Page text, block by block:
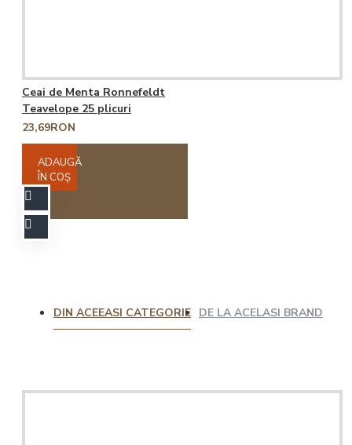
Ceai de Menta Ronnefeldt
Teavelope 25 plicuri
23,69RON
ADAUGĂ
ÎN COŞ
DIN ACEEASI CATEGORIE DE LA ACELASI BRAND